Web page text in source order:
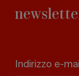
Indirizzo e-